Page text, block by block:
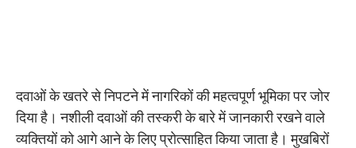
दवाओं के खतरे से निपटने में नागरिकों की महत्वपूर्ण भूमिका पर जोर
दिया है। नशीली दवाओं की तस्करी के बारे में जानकारी रखने वाले
व्यक्तियों को आगे आने के लिए प्रोत्साहित किया जाता है। मुखबिरों